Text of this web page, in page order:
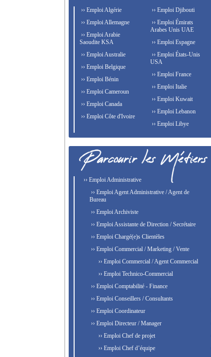
›› Emploi Algérie
›› Emploi Allemagne
›› Emploi Arabie
Saoudite KSA
›› Emploi Australie
›› Emploi Belgique
›› Emploi Bénin
›› Emploi Cameroun
›› Emploi Canada
›› Emploi Côte d'Ivoire
›› Emploi Djibouti
›› Emploi Émirats
Arabes Unis UAE
›› Emploi Espagne
›› Emploi États-Unis
USA
›› Emploi France
›› Emploi Italie
›› Emploi Kuwait
›› Emploi Lebanon
›› Emploi Libye
›› Emploi Administrative
›› Emploi Agent Administrative / Agent de
Bureau
›› Emploi Archiviste
›› Emploi Assistante de Direction / Secrétaire
›› Emploi Chargé(e)s Clientèles
›› Emploi Commercial / Marketing / Vente
›› Emploi Commercial / Agent Commercial
›› Emploi Technico-Commercial
›› Emploi Comptabilité - Finance
›› Emploi Conseillers / Consultants
›› Emploi Coordinateur
›› Emploi Directeur / Manager
›› Emploi Chef de projet
›› Emploi Chef d’équipe